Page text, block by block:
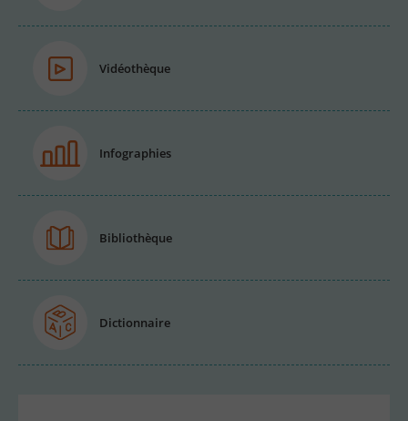
Vidéothèque
Infographies
Bibliothèque
Dictionnaire